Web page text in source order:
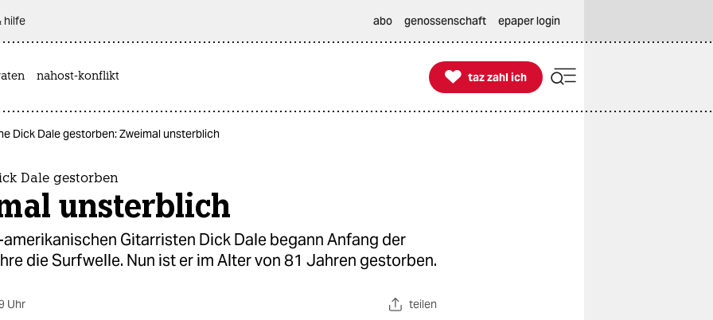
hilfe abo genossenschaft epaper login
nahost-konflikt 
taz zahl ich
taz zahl ich
Dick Dale gestorben: Zweimal unsterblich
Dale gestorben
unsterblich
Gitarristen Dick Dale begann Anfang der
die Surfwelle. Nun ist er im Alter von 81 Jahren gestorben.
Uhr teilen